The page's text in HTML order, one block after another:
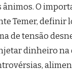
ânimos. O
Temer, definir
de tensão
dinheiro na